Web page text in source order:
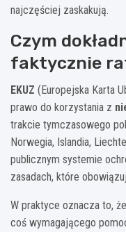
najczęściej zaskakują.
Czym
faktycznie
EKUZ (Europejska Karta
prawo do korzystania z
trakcie tymczasowego
Norwegia, Islandia,
publicznym systemie
zasadach, które
W praktyce oznacza to,
coś wymagającego